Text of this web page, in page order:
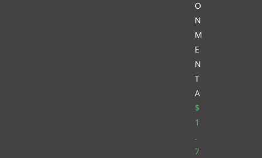
O
N
M
E
N
T
A
$
1
.
7